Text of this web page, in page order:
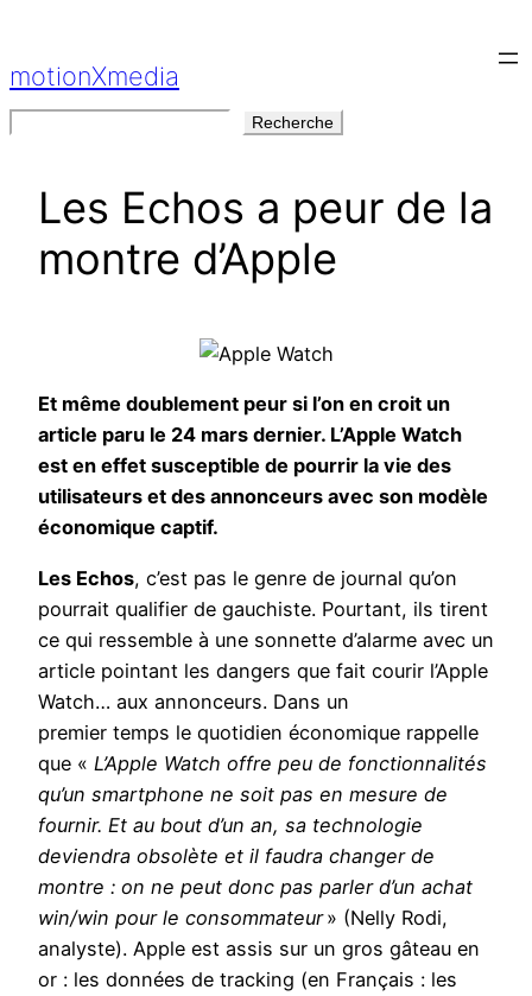
contenu
motionXmedia
Recherche
Les Echos a peur de la
montre d’Apple
Et même doublement peur si l’on en croit un
article paru le 24 mars dernier. L’Apple Watch
est en effet susceptible de pourrir la vie des
utilisateurs et des annonceurs avec son modèle
économique captif.
Les Echos, c’est pas le genre de journal qu’on
pourrait qualifier de gauchiste. Pourtant, ils tirent
ce qui ressemble à une sonnette d’alarme avec un
article pointant les dangers que fait courir l’Apple
Watch… aux annonceurs. Dans un
premier temps le quotidien économique rappelle
que « L’Apple Watch offre peu de fonctionnalités
qu’un smartphone ne soit pas en mesure de
fournir. Et au bout d’un an, sa technologie
deviendra obsolète et il faudra changer de
montre : on ne peut donc pas parler d’un achat
win/win pour le consommateur» (Nelly Rodi,
analyste). Apple est assis sur un gros gâteau en
or : les données de tracking (en Français : les